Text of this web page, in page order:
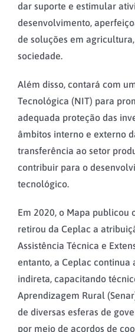
dar suporte e estimular
desenvolvimento,
de soluções em
sociedade.
Além disso, contará com
Tecnológica (NIT) para
adequada proteção das
âmbitos interno e externo
transferência ao setor
contribuir para o
tecnológico.
Em 2020, o Mapa publicou
retirou da Ceplac a
Assistência Técnica e
entanto, a Ceplac continua
indireta, capacitando
Aprendizagem Rural
de diversas esferas de
por meio de acordos de